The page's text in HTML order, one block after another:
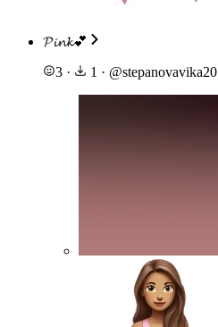
𝓟𝓲𝓷𝓴💕
3 · 1 · @stepanovavika20